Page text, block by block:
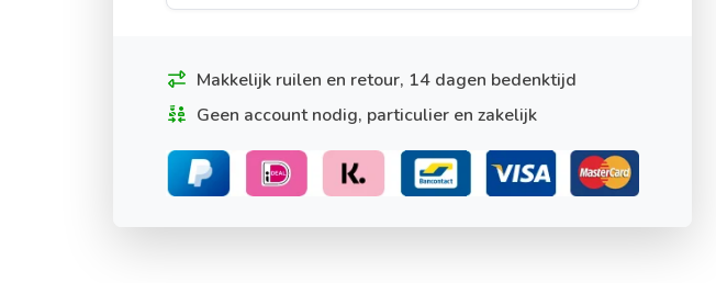
Makkelijk ruilen en retour, 14 dagen bedenktijd
Geen account nodig, particulier en zakelijk